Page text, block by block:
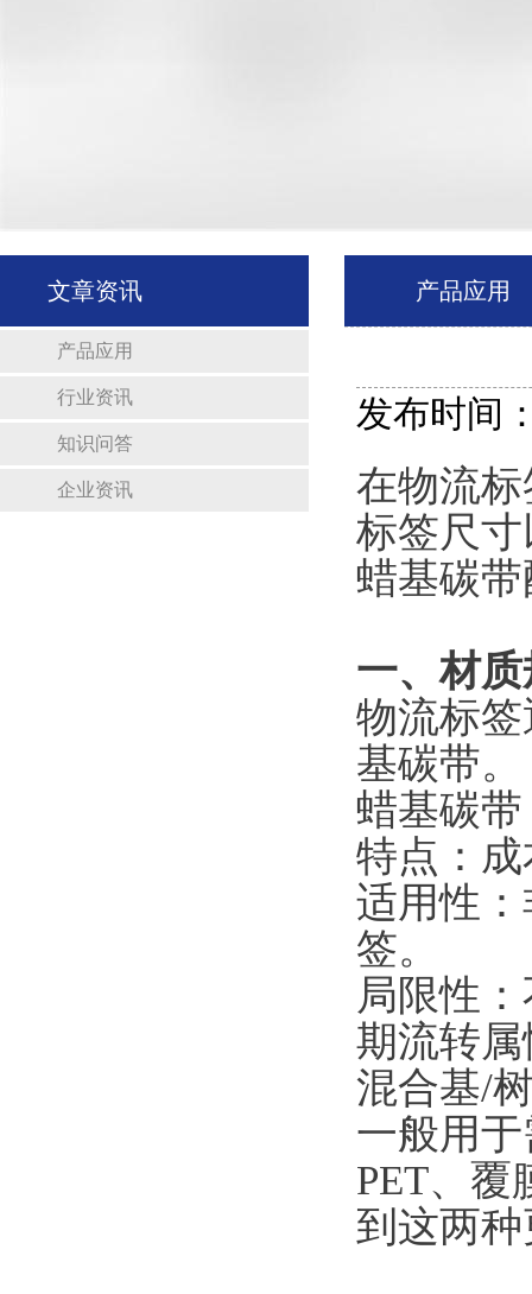
文章资讯
产品应用
行业资讯
知识问答
企业资讯
产品应用
发布时间
在物流
标签尺
蜡基碳
一、材
物流标
基碳带。
蜡基碳
特点：
适用性
签。
局限性
期流转
混合基/
一般用
PET、
到这两